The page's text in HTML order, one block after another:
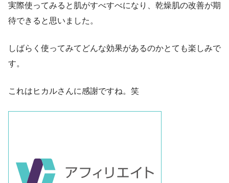
実際使ってみると肌がすべすべになり、乾燥肌の改善が期
待できると思いました。
しばらく使ってみてどんな効果があるのかとても楽しみで
す。
これはヒカルさんに感謝ですね。笑